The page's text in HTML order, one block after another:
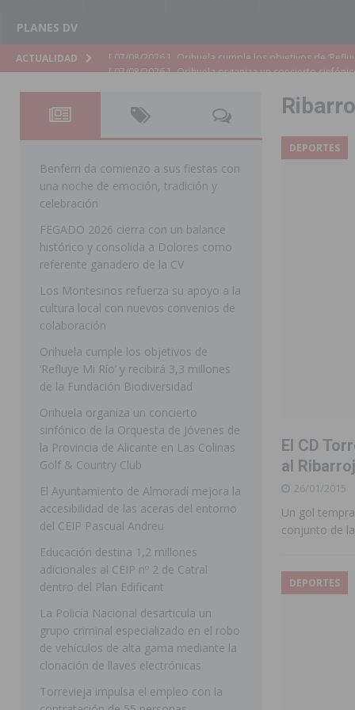
PLANES DV
ACTUALIDAD [ 07/08/2026 ] Orihuela organiza un concierto
[ 07/08/2026 ]
El Ayuntamiento de Almoradí mejora
ALMORADÍ
[ 07/08/2026 ] Educación destina 1,2 millones
[ 07/08/2026 ] La Policía Nacional desarticula un
[ 07/08/2026 ] Torrevieja impulsa el empleo con la
TORREVIEJA
Raiguero de Bonanza alerta del
[ 07/08/2026 ] La Generalitat impulsa el
[ 07/08/2026 ] Benferri ya se prepara para dar
[ 07/08/2026 ] Bigastro se viste de gala para la
[ 07/08/2026 ] Rojales clausura con éxito las Fiestas
[ 06/08/2026 ]
Redován presenta la programación de
Arcángel
REDOVÁN
[ 08/08/2026 ] Benferri da comienzo a sus fiestas
DOLORES
Los Montesinos refuerza su apoyo a
[ 07/08/2026 ]
Orihuela cumple los objetivos de
ORIHUELA
DEPORTES
El CD
al
26/01/2015
Un gol
conjunto de
DEPORTES
Benferri da comienzo a sus fiestas con
una noche de emoción, tradición y
celebración
FEGADO 2026 cierra con un balance
histórico y consolida a Dolores como
referente ganadero de la CV
Los Montesinos refuerza su apoyo a la
cultura local con nuevos convenios de
colaboración
Orihuela cumple los objetivos de
‘Refluye Mi Río’ y recibirá 3,3 millones
de la Fundación Biodiversidad
Orihuela organiza un concierto
sinfónico de la Orquesta de Jóvenes de
la Provincia de Alicante en Las Colinas
Golf & Country Club
El Ayuntamiento de Almoradí mejora la
accesibilidad de las aceras del entorno
del CEIP Pascual Andreu
Educación destina 1,2 millones
adicionales al CEIP nº 2 de Catral
dentro del Plan Edificant
La Policía Nacional desarticula un
grupo criminal especializado en el robo
de vehículos de alta gama mediante la
clonación de llaves electrónicas
Torrevieja impulsa el empleo con la